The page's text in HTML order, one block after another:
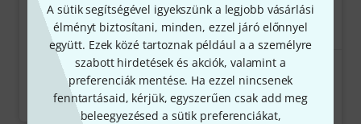
A sütik segítségével igyekszünk a legjobb vásárlási
élményt biztosítani, minden, ezzel járó előnnyel
együtt. Ezek közé tartoznak például a a személyre
szabott hirdetések és akciók, valamint a
preferenciák mentése. Ha ezzel nincsenek
fenntartásaid, kérjük, egyszerűen csak add meg
beleegyezésed a sütik preferenciákat,
Blackmagic Design Pocket
Cinema Camera 6K G2
731 664 Ft
Azonnal szállítható
GIVEAWAY
Zoom Q2n-4K
82 900 Ft